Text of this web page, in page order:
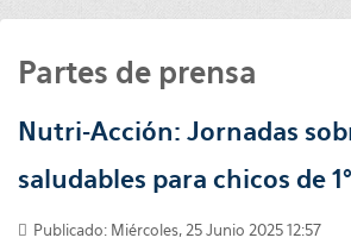
Partes de prensa
Nutri-Acción: Jornadas
saludables para chicos de
Publicado: Miércoles, 25 Junio 2025 12:57